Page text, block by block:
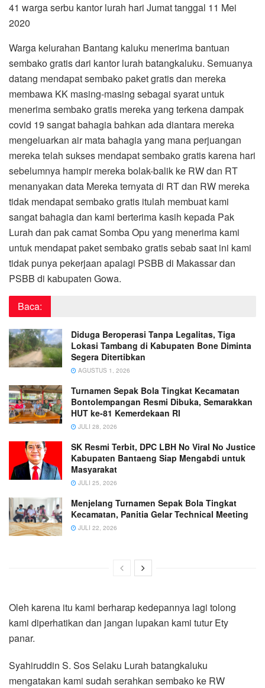
41 warga serbu kantor lurah hari Jumat tanggal 11 Mei
2020
Warga kelurahan Bantang kaluku menerima bantuan
sembako gratis dari kantor lurah batangkaluku. Semuanya
datang mendapat sembako paket gratis dan mereka
membawa KK masing-masing sebagai syarat untuk
menerima sembako gratis mereka yang terkena dampak
covid 19 sangat bahagia bahkan ada diantara mereka
mengeluarkan air mata bahagia yang mana perjuangan
mereka telah sukses mendapat sembako gratis karena hari
sebelumnya hampir mereka bolak-balik ke RW dan RT
menanyakan data Mereka ternyata di RT dan RW mereka
tidak mendapat sembako gratis itulah membuat kami
sangat bahagia dan kami berterima kasih kepada Pak
Lurah dan pak camat Somba Opu yang menerima kami
untuk mendapat paket sembako gratis sebab saat ini kami
tidak punya pekerjaan apalagi PSBB di Makassar dan
PSBB di kabupaten Gowa.
Baca:
Diduga Beroperasi Tanpa Legalitas, Tiga
Lokasi Tambang di Kabupaten Bone Diminta
Segera Ditertibkan
AGUSTUS 1, 2026
Turnamen Sepak Bola Tingkat Kecamatan
Bontolempangan Resmi Dibuka, Semarakkan
HUT ke-81 Kemerdekaan RI
JULI 28, 2026
SK Resmi Terbit, DPC LBH No Viral No Justice
Kabupaten Bantaeng Siap Mengabdi untuk
Masyarakat
JULI 25, 2026
Menjelang Turnamen Sepak Bola Tingkat
Kecamatan, Panitia Gelar Technical Meeting
JULI 22, 2026
Oleh karena itu kami berharap kedepannya lagi tolong
kami diperhatikan dan jangan lupakan kami tutur Ety
panar.
Syahiruddin S. Sos Selaku Lurah batangkaluku
mengatakan kami sudah serahkan sembako ke RW